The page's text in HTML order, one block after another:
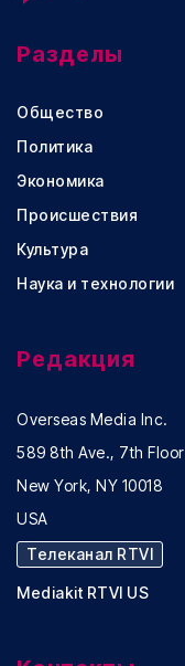
Разделы
Общество
Политика
Экономика
Происшествия
Культура
Наука и технологии
Редакция
Overseas Media Inc.
589 8th Ave., 7th Floor
New York, NY 10018
USA
Телеканал RTVI
Mediakit RTVI US